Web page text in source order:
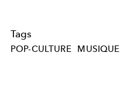
Tags
POP-CULTURE MUSIQUE